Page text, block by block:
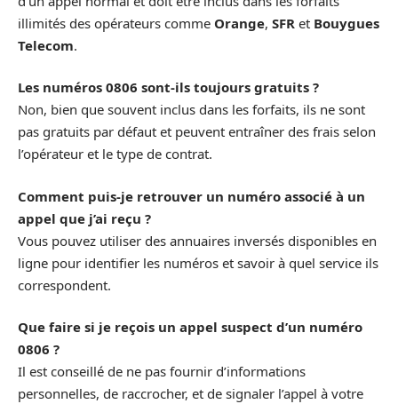
illimités des opérateurs comme Orange, SFR et Bouygues
Telecom.
Les numéros 0806 sont-ils toujours gratuits ?
Non, bien que souvent inclus dans les forfaits, ils ne sont
pas gratuits par défaut et peuvent entraîner des frais selon
l’opérateur et le type de contrat.
Comment puis-je retrouver un numéro associé à un
appel que j’ai reçu ?
Vous pouvez utiliser des annuaires inversés disponibles en
ligne pour identifier les numéros et savoir à quel service ils
correspondent.
Que faire si je reçois un appel suspect d’un numéro
0806 ?
Il est conseillé de ne pas fournir d’informations
personnelles, de raccrocher, et de signaler l’appel à votre